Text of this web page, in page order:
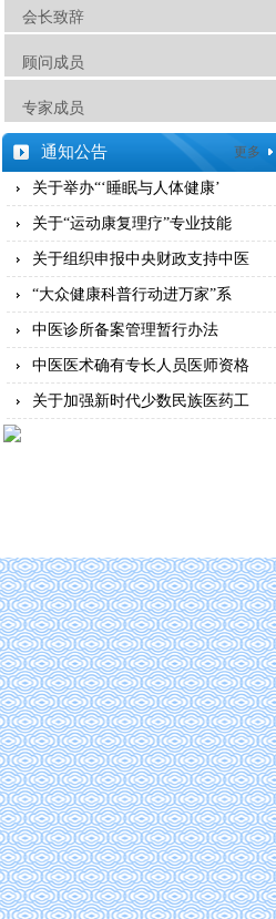
通知公告 更多
关于举办“‘睡眠与人体健康’
关于“运动康复理疗”专业技能
关于组织申报中央财政支持中医
“大众健康科普行动进万家”系
中医诊所备案管理暂行办法
中医医术确有专长人员医师资格
关于加强新时代少数民族医药工
会长致辞
顾问成员
专家成员